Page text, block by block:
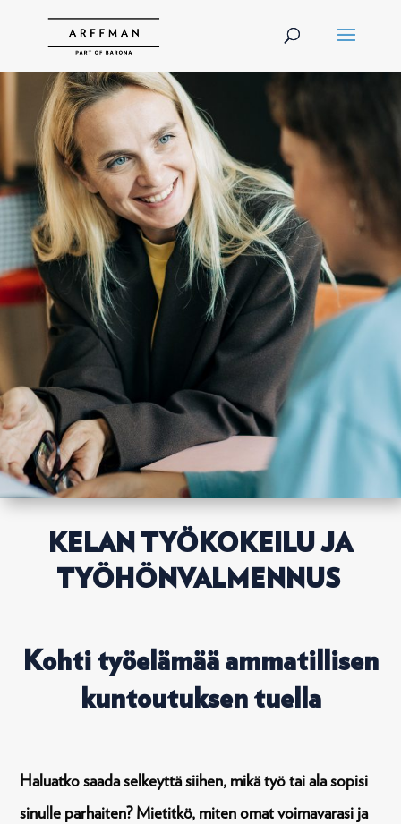
KELAN TYÖKOKEILU JA
TYÖHÖNVALMENNUS
Kohti työelämää ammatillisen
kuntoutuksen tuella
Haluatko saada selkeyttä siihen, mikä työ tai ala sopisi
sinulle parhaiten? Mietitkö, miten omat voimavarasi ja